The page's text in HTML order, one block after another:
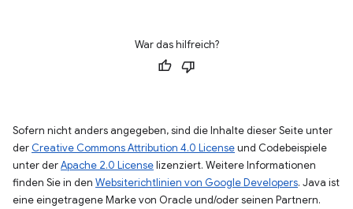
War das hilfreich?
Sofern nicht anders angegeben, sind die Inhalte dieser Seite unter
der Creative Commons Attribution 4.0 Licenseund Codebeispiele
unter derApache 2.0 Licenselizenziert. Weitere Informationen
finden Sie in den Websiterichtlinien von Google Developers. Java ist
eine eingetragene Marke von Oracle und/oder seinen Partnern.